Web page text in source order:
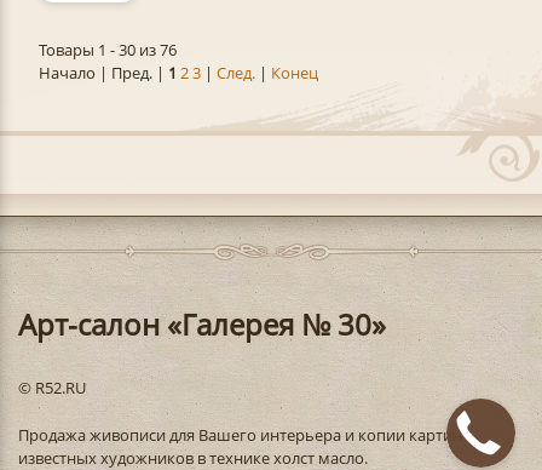
Товары 1 - 30 из 76
Начало | Пред. | 1 23 | След. | Конец
Арт-салон «Галерея № 30»
© R52.RU
Продажа живописи для Вашего интерьера и копии картин
известных художников в технике холст масло.